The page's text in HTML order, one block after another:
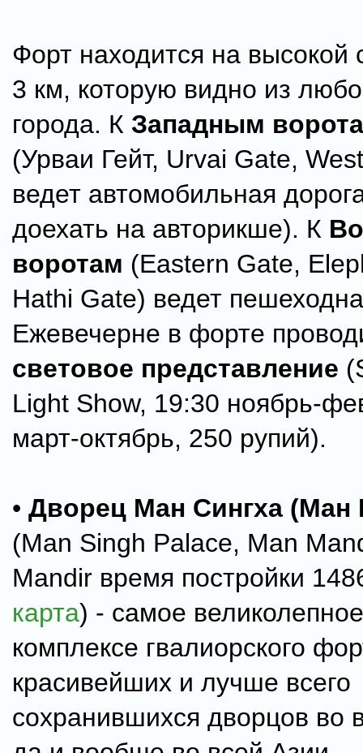
Форт находится на высокой
3 км, которую видно из
города. К Западным
(Урваи Гейт, Urvai Gate,
ведет автомобильная
доехать на авторикше). К
воротам (Eastern Gate,
Hathi Gate) ведет
Ежевечерне в форте
световое представление
Light Show, 19:30 ноябрь-
март-октябрь, 250 рупий).
• Дворец Ман Сингха (Ман
(Man Singh Palace, Man
Mandir время постройки
карта) - самое
комплексе гвалиорского
красивейших и лучше всего
сохранившихся дворцов во